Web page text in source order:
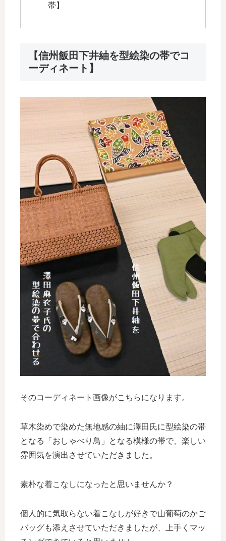
帯】
【信州飯田下井紬を型絵染の帯でコ
ーディネート】
そのコーディネート画像がこちらになります。
草木染めで染めた無地感の紬に澤田氏に型絵染の帯
となる「おしゃべり鳥」となる模様の帯で、楽しい
雰囲気を演出させていただきました。
素朴な着こなしになったと思いませんか？
個人的に気取らない着こなしが好きで山葡萄のかご
バッグも添えさせていただきましたが、上手くマッ